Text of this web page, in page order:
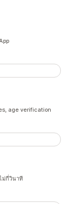
age verification
ม่กี่วินาที